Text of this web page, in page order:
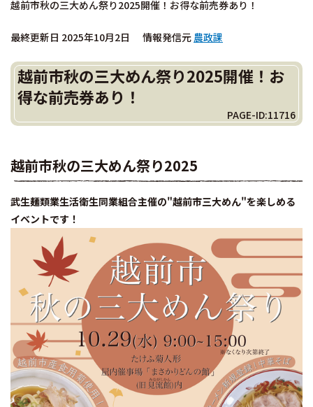
越前市秋の三大めん祭り2025開催！お得な前売券あり！
最終更新日 2025年10月2日 情報発信元 農政課
越前市秋の三大めん祭り2025開催！お
得な前売券あり！
PAGE-ID:11716
越前市秋の三大めん祭り2025
武生麺類業生活衛生同業組合主催の"越前市三大めん"を楽しめる
イベントです！